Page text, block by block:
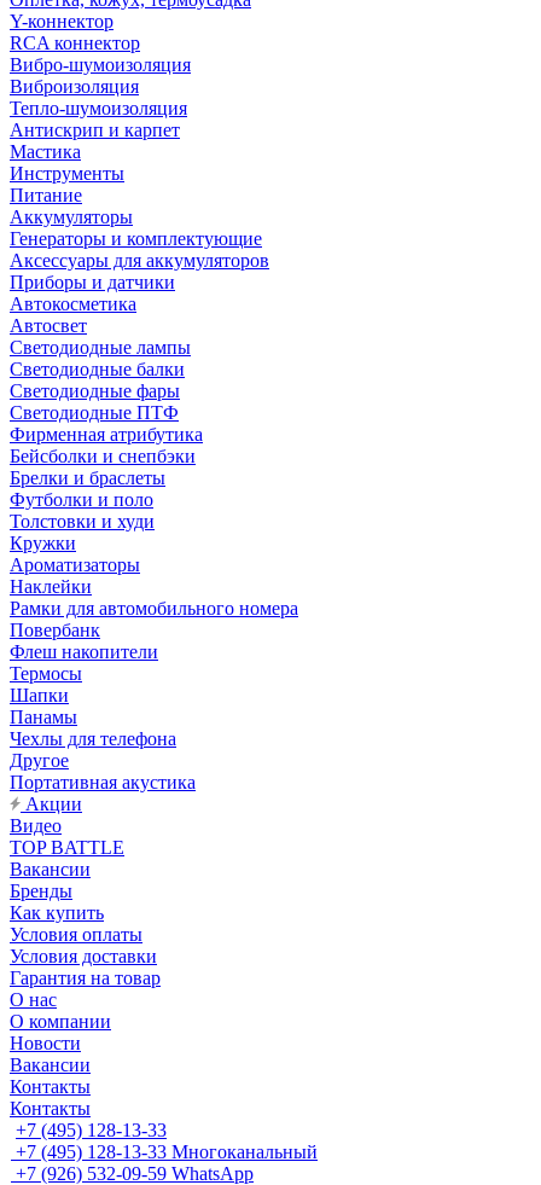
Y-коннектор
RCA коннектор
Вибро-шумоизоляция
Виброизоляция
Тепло-шумоизоляция
Антискрип и карпет
Мастика
Инструменты
Питание
Аккумуляторы
Генераторы и комплектующие
Аксессуары для аккумуляторов
Приборы и датчики
Автокосметика
Автосвет
Светодиодные лампы
Светодиодные балки
Светодиодные фары
Светодиодные ПТФ
Фирменная атрибутика
Бейсболки и снепбэки
Брелки и браслеты
Футболки и поло
Толстовки и худи
Кружки
Ароматизаторы
Наклейки
Рамки для автомобильного номера
Повербанк
Флеш накопители
Термосы
Шапки
Панамы
Чехлы для телефона
Другое
Портативная акустика
Акции
Видео
TOP BATTLE
Вакансии
Бренды
Как купить
Условия оплаты
Условия доставки
Гарантия на товар
О нас
О компании
Новости
Вакансии
Контакты
Контакты
+7 (495) 128-13-33
+7 (495) 128-13-33 Многоканальный
+7 (926) 532-09-59 WhatsApp